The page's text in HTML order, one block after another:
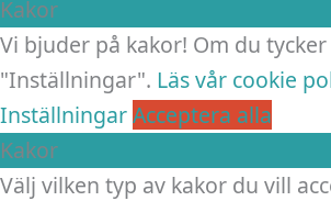
Kakor
Vi bjuder på kakor! Om du
"Inställningar". Läs vår cookie
InställningarAcceptera alla
Kakor
Välj vilken typ av kakor du vill